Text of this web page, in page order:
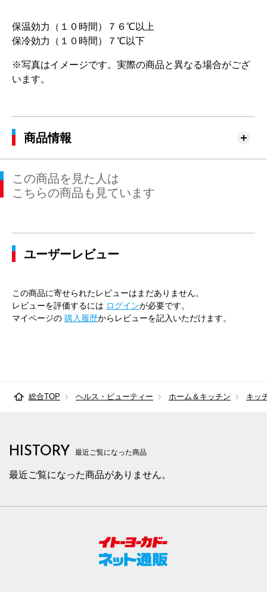
保温効力（１０時間）７６℃以上
保冷効力（１０時間）７℃以下
※写真はイメージです。実際の商品と異なる場合がござ
います。
商品情報
この商品を見た人は
こちらの商品も見ています
ユーザーレビュー
この商品に寄せられたレビューはまだありません。
レビューを評価するには ログインが必要です。
マイページの 購入履歴からレビューを記入いただけます。
総合TOP ヘルス・ビューティー ホーム＆キッチン キッ
HISTORY 最近ご覧になった商品
最近ご覧になった商品がありません。